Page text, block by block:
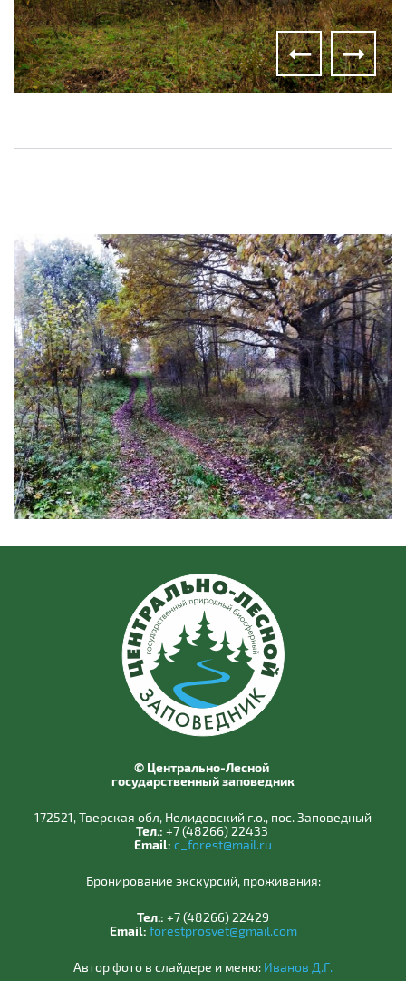
Схема деревни
Дуб по дороге в д. Прудовая
Прудовая
Прудовая спутник
© Центрально-Лесной
государственный заповедник
172521, Тверская обл, Нелидовский г.о., пос. Заповедный
Тел.: +7 (48266) 22433
Email: c_forest@mail.ru
Бронирование экскурсий, проживания:
Тел.: +7 (48266) 22429
Email: forestprosvet@gmail.com
Автор фото в слайдере и меню: Иванов Д.Г.